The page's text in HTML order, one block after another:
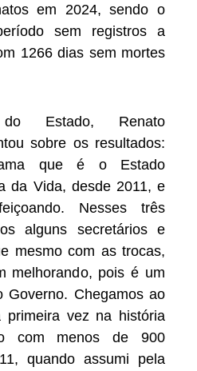
em 2024, sendo o
sem registros a
1266 dias sem mortes
Estado, Renato
sobre os resultados:
que é o Estado
da Vida, desde 2011, e
Nesses três
alguns secretários e
mesmo com as trocas,
melhorando, pois é um
Governo. Chegamos ao
vez na história
com menos de 900
quando assumi pela